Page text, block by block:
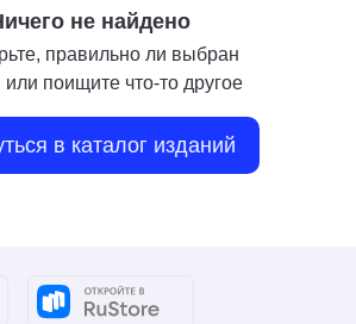
не найдено
правильно ли выбран
или поищите что-то другое
в каталог изданий